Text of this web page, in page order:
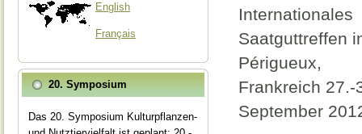
English
Français
20. Symposium
Das 20. Symposium Kulturpflanzen-
Internationales
Saatguttreffen
Périgueux,
Frankreich 27.-
September